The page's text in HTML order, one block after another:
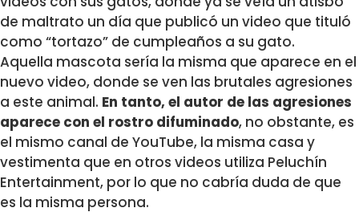
de maltrato un día que publicó un video que tituló
como “tortazo” de cumpleaños a su gato.
Aquella mascota sería la misma que aparece en el
nuevo video, donde se ven las brutales agresiones
a este animal. En tanto, el autor de las agresiones
aparece con el rostro difuminado, no obstante, es
el mismo canal de YouTube, la misma casa y
vestimenta que en otros videos utiliza Peluchín
Entertainment, por lo que no cabría duda de que
es la misma persona.